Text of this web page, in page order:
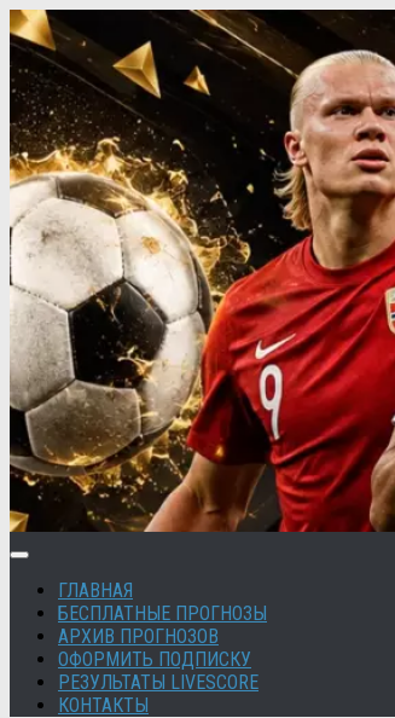
Перейти
к
содержимому
ГЛАВНАЯ
БЕСПЛАТНЫЕ ПРОГНОЗЫ
АРХИВ ПРОГНОЗОВ
ОФОРМИТЬ ПОДПИСКУ
РЕЗУЛЬТАТЫ LIVESCORE
КОНТАКТЫ